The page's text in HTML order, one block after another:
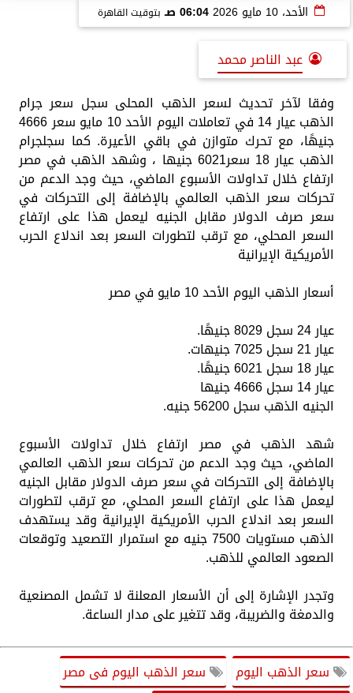
الأحد، 10 مايو 2026 06:04 صـ بتوقيت القاهرة
عبد الناصر محمد
وفقا لآخر تحديث لسعر الذهب المحلى سجل سعر جرام
الذهب عيار 14 في تعاملات اليوم الأحد 10 مايو سعر 4666
جنيهًا، مع تحرك متوازن في باقي الأعيرة. كما سجلجرام
الذهب عيار 18 سعر6021 جنيها ، وشهد الذهب في مصر
ارتفاع خلال تداولات الأسبوع الماضي، حيث وجد الدعم من
تحركات سعر الذهب العالمي بالإضافة إلى التحركات في
سعر صرف الدولار مقابل الجنيه ليعمل هذا على ارتفاع
السعر المحلي، مع ترقب لتطورات السعر بعد اندلاع الحرب
الأمريكية الإيرانية
أسعار الذهب اليوم الأحد 10 مايو في مصر
عيار 24 سجل 8029 جنيهًا.
عيار 21 سجل 7025 جنيهات.
عيار 18 سجل 6021 جنيهًا.
عيار 14 سجل 4666 جنيها
الجنيه الذهب سجل 56200 جنيه.
شهد الذهب في مصر ارتفاع خلال تداولات الأسبوع
الماضي، حيث وجد الدعم من تحركات سعر الذهب العالمي
بالإضافة إلى التحركات في سعر صرف الدولار مقابل الجنيه
ليعمل هذا على ارتفاع السعر المحلي، مع ترقب لتطورات
السعر بعد اندلاع الحرب الأمريكية الإيرانية وقد يستهدف
الذهب مستويات 7500 جنيه مع استمرار التصعيد وتوقعات
الصعود العالمي للذهب.
وتجدر الإشارة إلى أن الأسعار المعلنة لا تشمل المصنعية
والدمغة والضريبة، وقد تتغير على مدار الساعة.
سعر الذهب اليوم
سعر الذهب اليوم فى مصر